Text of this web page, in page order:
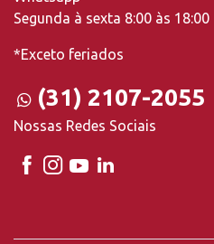
Segunda à sexta 8:00 às 18:00
*Exceto feriados
(31) 2107-2055
Nossas Redes Sociais